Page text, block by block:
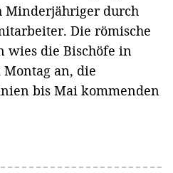
Minderjähriger durch
Die römische
wies die Bischöfe in
an, die
bis Mai kommenden